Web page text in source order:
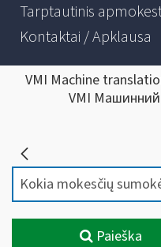
Tarptautinis
Kontaktai / Apklausa
VMI Machine
VMI
Paieška